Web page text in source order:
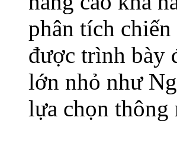
phân tích
được trình bày
lớn nhỏ như
lựa chọn thông